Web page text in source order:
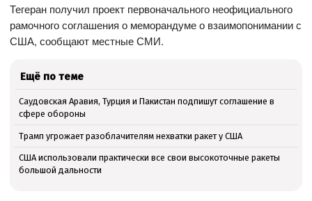
Тегеран получил проект первоначального неофициального
рамочного соглашения о меморандуме о взаимопонимании с
США, сообщают местные СМИ.
Ещё по теме
Саудовская Аравия, Турция и Пакистан подпишут соглашение в
сфере обороны
Трамп угрожает разоблачителям нехватки ракет у США
США использовали практически все свои высокоточные ракеты
большой дальности